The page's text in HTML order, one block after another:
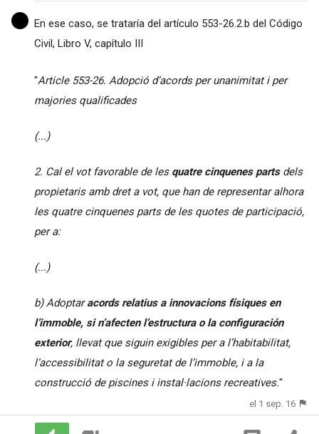
En ese caso, se trataría del artículo 553-26.2.b del Código
Civil, Libro V, capítulo III
"Article 553-26. Adopció d’acords per unanimitat i per
majories qualificades
(...)
2. Cal el vot favorable de les quatre cinquenes partsdels
propietaris amb dret a vot, que han de representaralhora
les quatre cinquenes parts de les quotes de participació,
per a:
(...)
b) Adoptaracords relatius a innovacions físiques en
l’immoble, si n’afecten l’estructura o la configuración
exterior, llevat que siguin exigibles per a l’habitabilitat,
l’accessibilitat o la seguretat de l’immoble, i a la
construcció de piscines i instal·lacions recreatives."
el 1 sep. 16